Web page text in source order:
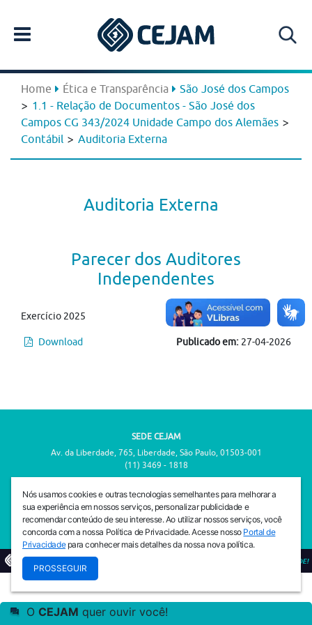
Home Ética e Transparência São José dos Campos
> 1.1 - Relação de Documentos - São José dos
Campos CG 343/2024 Unidade Campo dos Alemães >
Contábil > Auditoria Externa
Auditoria Externa
Parecer dos Auditores
Independentes
Exercício 2025
Download Publicado em: 27-04-2026
SEDE CEJAM
Av. da Liberdade, 765, Liberdade, São Paulo, 01503-001
(11) 3469 - 1818
INSTITUTO CEJAM
Av. da Liberdade, 765, Liberdade, São Paulo, 01503-001
(11) 3469 - 1818
PREVENIR É VIVER COM QUALIDADE!
Nós usamos cookies e outras tecnologias semelhantes para melhorar a
sua experiência em nossos serviços, personalizar publicidade e
recomendar conteúdo de seu interesse. Ao utilizar nossos serviços, você
concorda com a nossa Política de Privacidade. Acesse nosso Portal de
Privacidadepara conhecer mais detalhes da nossa nova política.
PROSSEGUIR
O CEJAM quer ouvir você!